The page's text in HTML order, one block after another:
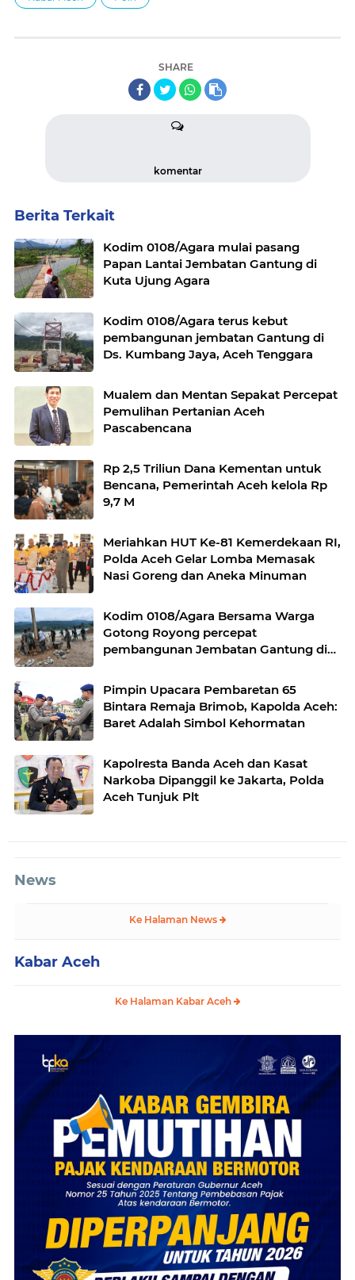
SHARE
komentar
Berita Terkait
Kodim 0108/Agara mulai pasang
Papan Lantai Jembatan Gantung di
Kuta Ujung Agara
Kodim 0108/Agara terus kebut
pembangunan jembatan Gantung di
Ds. Kumbang Jaya, Aceh Tenggara
Mualem dan Mentan Sepakat Percepat
Pemulihan Pertanian Aceh
Pascabencana
Rp 2,5 Triliun Dana Kementan untuk
Bencana, Pemerintah Aceh kelola Rp
9,7 M
Meriahkan HUT Ke-81 Kemerdekaan RI,
Polda Aceh Gelar Lomba Memasak
Nasi Goreng dan Aneka Minuman
Kodim 0108/Agara Bersama Warga
Gotong Royong percepat
pembangunan Jembatan Gantung di
Pimpin Upacara Pembaretan 65
Bintara Remaja Brimob, Kapolda Aceh:
Baret Adalah Simbol Kehormatan
Kapolresta Banda Aceh dan Kasat
Narkoba Dipanggil ke Jakarta, Polda
Aceh Tunjuk Plt
News
Ke Halaman News
Kabar Aceh
Ke Halaman Kabar Aceh